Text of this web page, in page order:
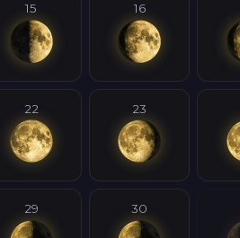
15 16
22 23
29 30